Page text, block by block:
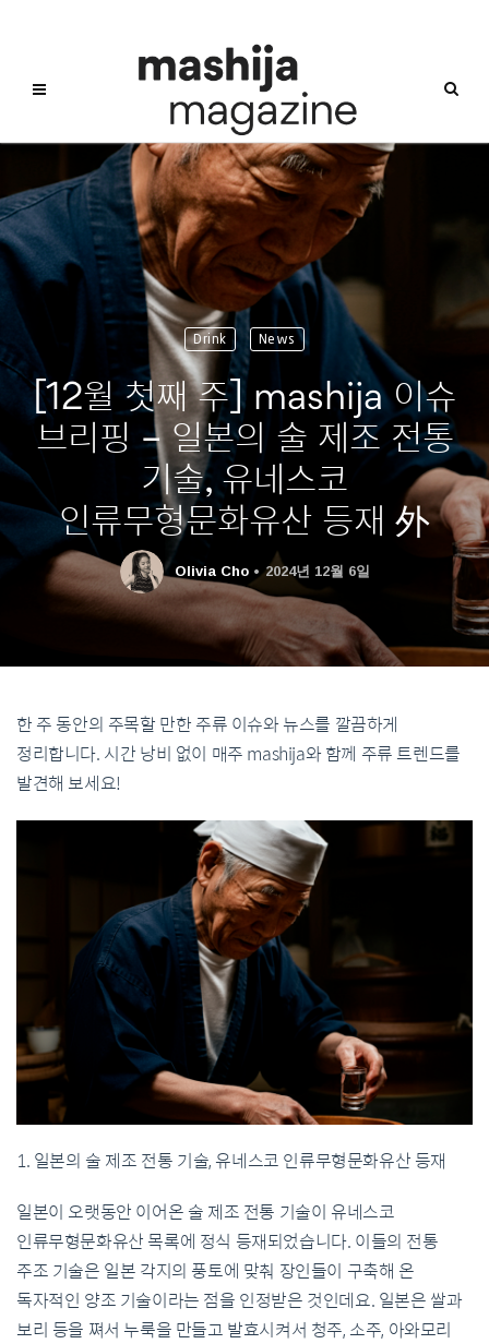
Drink News
[12월 첫째 주] mashija 이슈
브리핑 – 일본의 술 제조 전통
기술, 유네스코
인류무형문화유산 등재 外
Olivia Cho 2024년 12월 6일
한 주 동안의 주목할 만한 주류 이슈와 뉴스를 깔끔하게
정리합니다. 시간 낭비 없이 매주 mashija와 함께 주류 트렌드를
발견해 보세요!
1. 일본의 술 제조 전통 기술, 유네스코 인류무형문화유산 등재
일본이 오랫동안 이어온 술 제조 전통 기술이 유네스코
인류무형문화유산 목록에 정식 등재되었습니다. 이들의 전통
주조 기술은 일본 각지의 풍토에 맞춰 장인들이 구축해 온
독자적인 양조 기술이라는 점을 인정받은 것인데요. 일본은 쌀과
보리 등을 쪄서 누룩을 만들고 발효시켜서 청주, 소주, 아와모리